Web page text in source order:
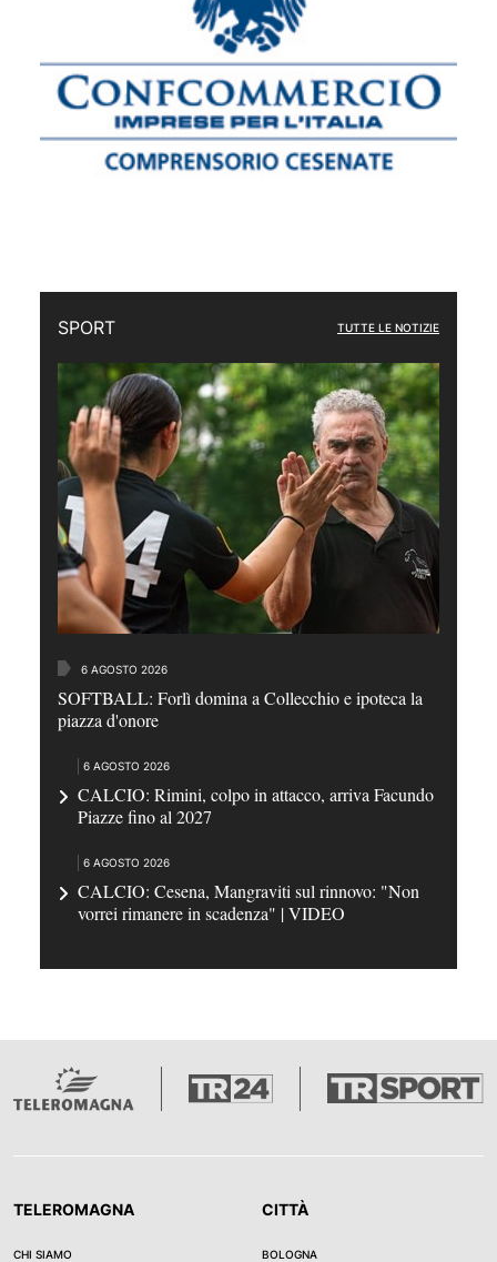
SPORT TUTTE LE NOTIZIE
6 AGOSTO 2026
SOFTBALL: Forlì domina a Collecchio e ipoteca la
piazza d'onore
6 AGOSTO 2026
CALCIO: Rimini, colpo in attacco, arriva Facundo
Piazze fino al 2027
6 AGOSTO 2026
CALCIO: Cesena, Mangraviti sul rinnovo: "Non
vorrei rimanere in scadenza" | VIDEO
TELEROMAGNA
CHI SIAMO
CITTÀ
BOLOGNA